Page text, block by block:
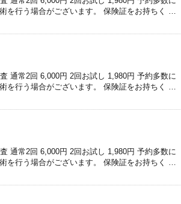
を行う場合がございます。 保険証をお持ちく …
通常2回 6,000円 2回お試し 1,980円 予約多数に
を行う場合がございます。 保険証をお持ちく …
通常2回 6,000円 2回お試し 1,980円 予約多数に
を行う場合がございます。 保険証をお持ちく …